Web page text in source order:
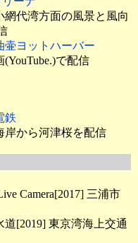
代湾方面の風景と風向
壷ヨットハーバー
で配信
鉄
岸から河津桜を配信
Camera[2017] 三浦市
[2019] 東京湾海上交通